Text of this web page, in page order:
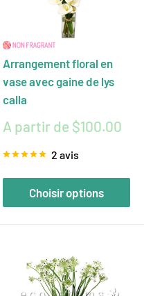
Arrangement floral en
vase avec gaine de lys
calla
Prix
réduit
A partir de $100.00
2 avis
Choisir options